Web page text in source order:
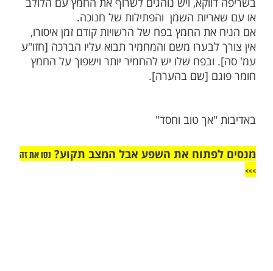
מצוות ביעור חמץ?
את החמץ וטוב לחותכו לחתיכות דקות כדי
האש היטב, או לשפוך עליו הרבה נפט כדי
גם מבפנים. ולכתחילה יש להקפיד
השמן והפתילות של חנוכה.
לבערו משם והמחמיר תבוא עליו הברכה [חזו"ע
שלו יש להחמיר יותר וישפוך על החמץ